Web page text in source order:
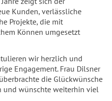
Kunden, verlässliche
Projekte, die mit
Können umgesetzt
wir herzlich und
Engagement. Frau Dilsner
die Glückwünsche
und wünschte weiterhin viel